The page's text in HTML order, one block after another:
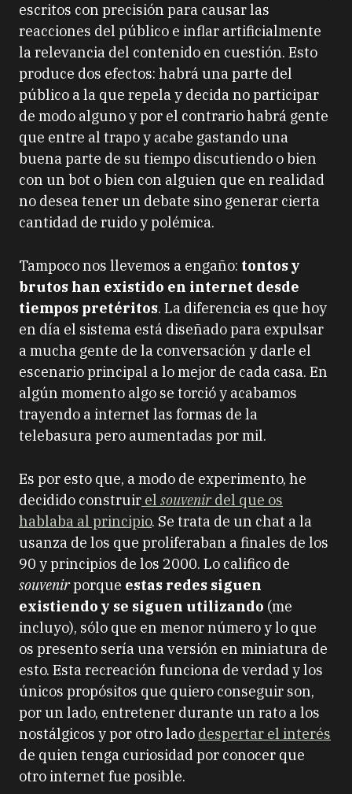
escritos con precisión para causar las
reacciones del público e inflar artificialmente
la relevancia del contenido en cuestión. Esto
produce dos efectos: habrá una parte del
público a la que repela y decida no participar
de modo alguno y por el contrario habrá gente
que entre al trapo y acabe gastando una
buena parte de su tiempo discutiendo o bien
con un bot o bien con alguien que en realidad
no desea tener un debate sino generar cierta
cantidad de ruido y polémica.
Tampoco nos llevemos a engaño: tontos y
brutos han existido en internet desde
tiempos pretéritos. La diferencia es que hoy
en día el sistema está diseñado para expulsar
a mucha gente de la conversación y darle el
escenario principal a lo mejor de cada casa. En
algún momento algo se torció y acabamos
trayendo a internet las formas de la
telebasura pero aumentadas por mil.
Es por esto que, a modo de experimento, he
decidido construir el souvenirdel que os
hablaba al principio. Se trata de un chat a la
usanza de los que proliferaban a finales de los
90 y principios de los 2000. Lo califico de
souvenirporque estas redes siguen
existiendo y se siguen utilizando (me
incluyo), sólo que en menor número y lo que
os presento sería una versión en miniatura de
esto. Esta recreación funciona de verdad y los
únicos propósitos que quiero conseguir son,
por un lado, entretener durante un rato a los
nostálgicos y por otro lado despertar el interés
de quien tenga curiosidad por conocer que
otro internet fue posible.